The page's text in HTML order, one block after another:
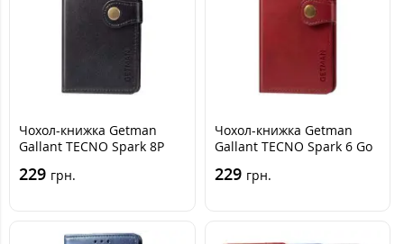
Чохол-книжка Getman
Gallant TECNO Spark 8P
229 грн.
Чохол-книжка Getman
Gallant TECNO Spark 6 Go
229 грн.